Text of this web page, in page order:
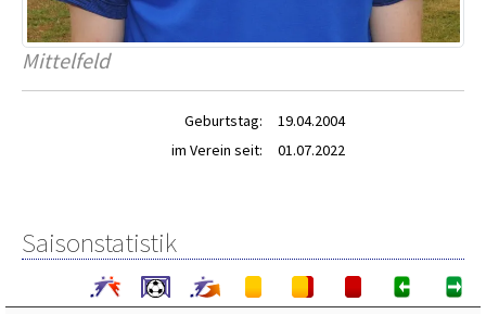
Mittelfeld
Geburtstag:
19.04.2004
im Verein seit:
01.07.2022
Saisonstatistik